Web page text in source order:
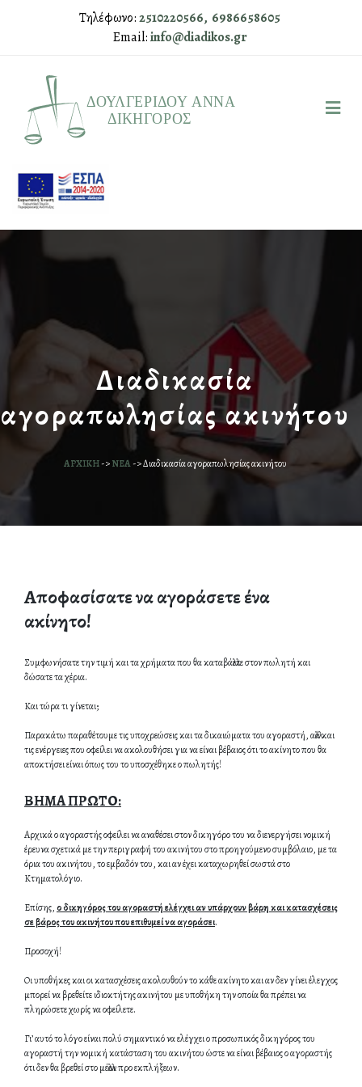
Τηλέφωνο:2510220566, 6986658605
Email:info@diadikos.gr
Διαδικασία
αγοραπωλησίας ακινήτου
ΑΡΧΙΚΗ->ΝΕΑ->Διαδικασία αγοραπωλησίας ακινήτου
Αποφασίσατε να αγοράσετε ένα
ακίνητο!
Συμφωνήσατε την τιμή και τα χρήματα που θα καταβάλλετε στον πωλητή και
δώσατε τα χέρια.
Και τώρα τι γίνεται;
Παρακάτω παραθέτουμε τις υποχρεώσεις και τα δικαιώματα του αγοραστή, αλλά και
τις ενέργειες που οφείλει να ακολουθήσει για να είναι βέβαιος ότι το ακίνητο που θα
αποκτήσει είναι όπως του το υποσχέθηκε ο πωλητής!
ΒΗΜΑ ΠΡΩΤΟ:
Αρχικά ο αγοραστής οφείλει να αναθέσει στον δικηγόρο του να διενεργήσει νομική
έρευνα σχετικά με την περιγραφή του ακινήτου στο προηγούμενο συμβόλαιο, με τα
όρια του ακινήτου, το εμβαδόν του, και αν έχει καταχωρηθεί σωστά στο
Κτηματολόγιο.
Επίσης,ο δικηγόρος του αγοραστή ελέγχει αν υπάρχουν βάρη και κατασχέσεις
σε βάρος του ακινήτου που επιθυμεί να αγοράσει.
Προσοχή!
Οι υποθήκες και οι κατασχέσεις ακολουθούν το κάθε ακίνητο και αν δεν γίνει έλεγχος
μπορεί να βρεθείτε ιδιοκτήτης ακινήτου με υποθήκη την οποία θα πρέπει να
πληρώσετε χωρίς να οφείλετε.
Γι’ αυτό το λόγο είναι πολύ σημαντικό να ελέγχει ο προσωπικός δικηγόρος του
αγοραστή την νομική κατάσταση του ακινήτου ώστε να είναι βέβαιος ο αγοραστής
ότι δεν θα βρεθεί στο μέλλον προ εκπλήξεων.